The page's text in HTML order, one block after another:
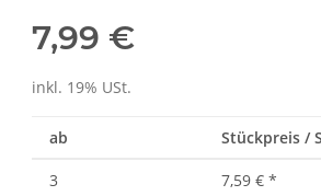
7,99 €
inkl. 19% USt.
ab Stückpreis /
3 7,59 € *